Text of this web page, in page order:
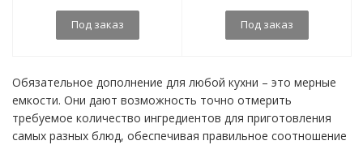
Под заказ Под заказ
Обязательное дополнение для любой кухни – это мерные
емкости. Они дают возможность точно отмерить
требуемое количество ингредиентов для приготовления
самых разных блюд, обеспечивая правильное соотношение